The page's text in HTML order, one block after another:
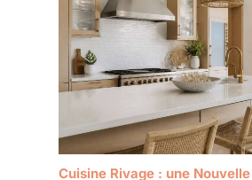
Cuisine Rivage : une